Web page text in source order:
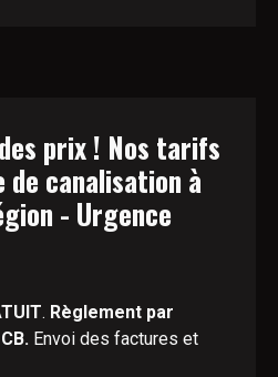
prix ! Nos tarifs
de canalisation à
- Urgence
. Règlement par
Envoi des factures et